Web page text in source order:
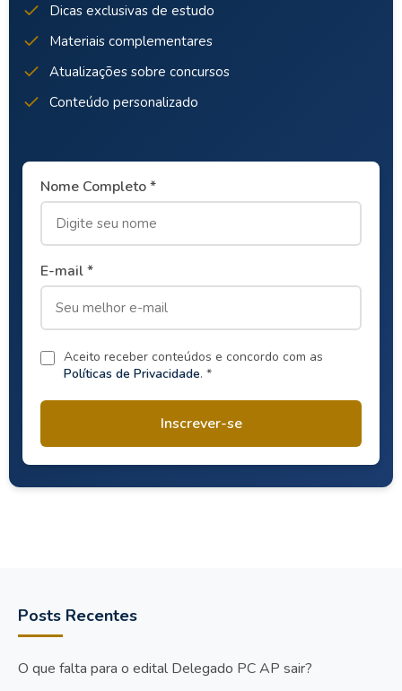
Dicas exclusivas de estudo
Materiais complementares
Atualizações sobre concursos
Conteúdo personalizado
Nome Completo *
E-mail *
Aceito receber conteúdos e concordo com as
Políticas de Privacidade. *
Inscrever-se
Posts Recentes
O que falta para o edital Delegado PC AP sair?